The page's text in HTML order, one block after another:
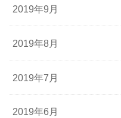
2019年9月
2019年8月
2019年7月
2019年6月